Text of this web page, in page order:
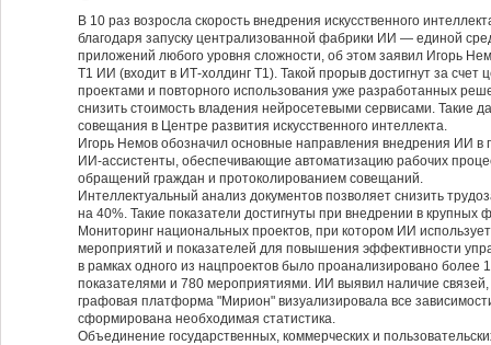
В 10 раз возросла скорость внедрения искусственного
благодаря запуску централизованной фабрики ИИ — единой
приложений любого уровня сложности, об этом заявил Игорь
Т1 ИИ (входит в ИТ-холдинг Т1). Такой прорыв достигнут за счет
проектами и повторного использования уже разработанных
снизить стоимость владения нейросетевыми сервисами. Такие
совещания в Центре развития искусственного интеллекта.
Игорь Немов обозначил основные направления внедрения ИИ в
ИИ-ассистенты, обеспечивающие автоматизацию рабочих
обращений граждан и протоколированием совещаний.
Интеллектуальный анализ документов позволяет снизить
на 40%. Такие показатели достигнуты при внедрении в крупных
Мониторинг национальных проектов, при котором ИИ
мероприятий и показателей для повышения эффективности
в рамках одного из нацпроектов было проанализировано более
показателями и 780 мероприятиями. ИИ выявил наличие
графовая платформа "Мирион" визуализировала все
сформирована необходимая статистика.
Объединение государственных, коммерческих и